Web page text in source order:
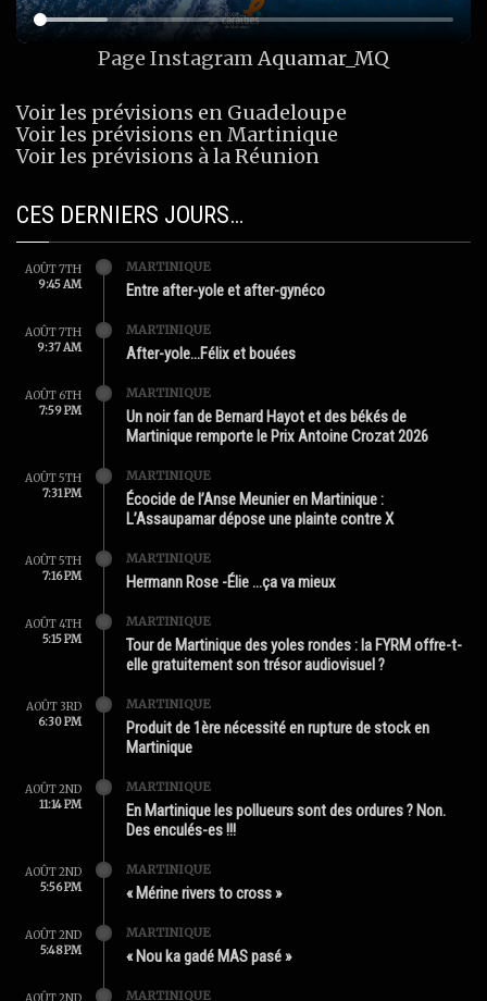
Page InstagramAquamar_MQ
Voir les prévisions en Guadeloupe
Voir les prévisions en Martinique
Voir les prévisions à la Réunion
CES DERNIERS JOURS…
AOÛT 7TH
9:45 AM
MARTINIQUE
Entre after-yole et after-gynéco
AOÛT 7TH
9:37 AM
MARTINIQUE
After-yole…Félix et bouées
AOÛT 6TH
7:59 PM
MARTINIQUE
Un noir fan de Bernard Hayot et des békés de
Martinique remporte le Prix Antoine Crozat 2026
AOÛT 5TH
7:31 PM
MARTINIQUE
Écocide de l’Anse Meunier en Martinique :
L’Assaupamar dépose une plainte contre X
AOÛT 5TH
7:16 PM
MARTINIQUE
Hermann Rose -Élie …ça va mieux
AOÛT 4TH
5:15 PM
MARTINIQUE
Tour de Martinique des yoles rondes : la FYRM offre-t-
elle gratuitement son trésor audiovisuel ?
AOÛT 3RD
6:30 PM
MARTINIQUE
Produit de 1ère nécessité en rupture de stock en
Martinique
AOÛT 2ND
11:14 PM
MARTINIQUE
En Martinique les pollueurs sont des ordures ? Non.
Des enculés-es !!!
AOÛT 2ND
5:56 PM
MARTINIQUE
« Mérine rivers to cross »
AOÛT 2ND
5:48 PM
MARTINIQUE
« Nou ka gadé MAS pasé »
AOÛT 2ND MARTINIQUE